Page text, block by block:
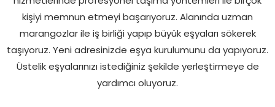
kişiyi memnun etmeyi başarıyoruz. Alanında uzman
marangozlar ile iş birliği yapıp büyük eşyaları sökerek
taşıyoruz. Yeni adresinizde eşya kurulumunu da yapıyoruz.
Üstelik eşyalarınızı istediğiniz şekilde yerleştirmeye de
yardımcı oluyoruz.